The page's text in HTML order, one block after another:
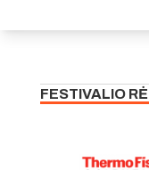
FESTIVALIO